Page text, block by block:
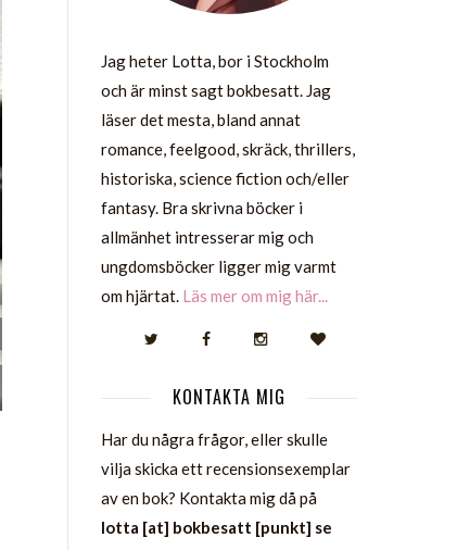
Jag heter Lotta, bor i Stockholm
och är minst sagt bokbesatt. Jag
läser det mesta, bland annat
romance, feelgood, skräck, thrillers,
historiska, science fiction och/eller
fantasy. Bra skrivna böcker i
allmänhet intresserar mig och
ungdomsböcker ligger mig varmt
om hjärtat. Läs mer om mig här...
KONTAKTA MIG
Har du några frågor, eller skulle
vilja skicka ett recensionsexemplar
av en bok? Kontakta mig då på
lotta [at] bokbesatt [punkt] se